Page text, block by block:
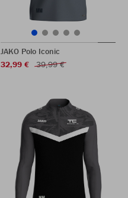
JAKO Polo Iconic
32,99 €
39,99 €